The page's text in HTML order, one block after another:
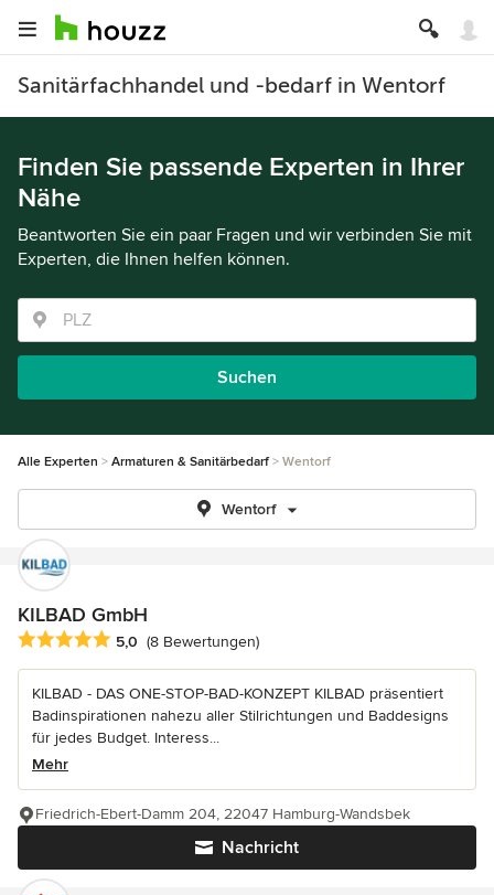
Sanitärfachhandel und -bedarf in Wentorf
Finden Sie passende Experten in Ihrer
Nähe
Beantworten Sie ein paar Fragen und wir verbinden Sie mit
Experten, die Ihnen helfen können.
Suchen
Alle Experten Armaturen & Sanitärbedarf Wentorf
Wentorf
KILBAD GmbH
Durchschnittliche Bewertung: 5 von 5 Sternen
5,0 (8 Bewertungen)
KILBAD - DAS ONE-STOP-BAD-KONZEPT KILBAD präsentiert
Badinspirationen nahezu aller Stilrichtungen und Baddesigns
für jedes Budget. Interess...
Mehr
Nachricht
Friedrich-Ebert-Damm 204, 22047 Hamburg-Wandsbek